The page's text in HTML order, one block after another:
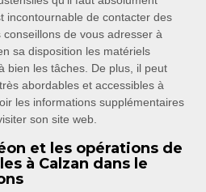
incontournable de contacter des
de vous adresser à
sa disposition les matériels
bien les tâches. De plus, il peut
abordables et accessibles à
les informations supplémentaires
son site web.
et les opérations de
à Calzan dans le